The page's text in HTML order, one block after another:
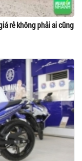
rẻ không phải ai cũng